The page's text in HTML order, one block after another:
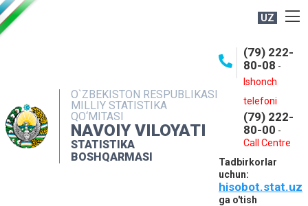
UZ
O`ZBEKISTON RESPUBLIKASI
MILLIY STATISTIKA
QO‘MITASI
NAVOIY VILOYATI
STATISTIKA
BOSHQARMASI
(79) 222-
80-08 -
Ishonch
telefoni
(79) 222-
80-00 -
Call Centre
Tadbirkorlar
uchun:
hisobot.stat.uz
ga o'tish
OCHIQ MA'LUMOTLAR
INTERAKTIV XIZMATLAR
MUROJAATLAR